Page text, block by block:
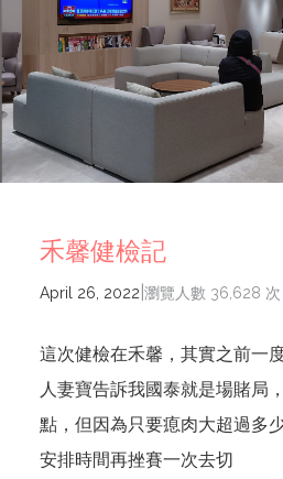
禾馨健檢記
April 26, 2022 瀏覽人數 36,628 次
這次健檢在禾馨，其實之前一
人妻寶告訴我國泰就是場賭局
點，但因為只要瘜肉大超過多
安排時間再挫賽一次去切